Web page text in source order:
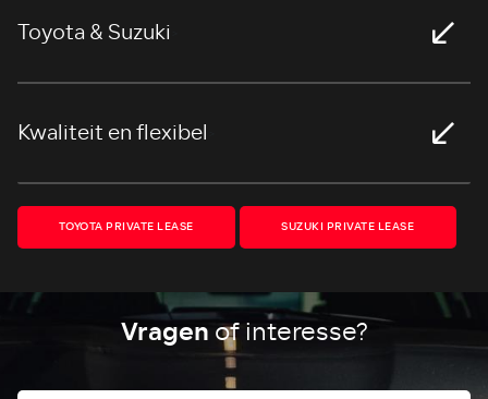
Toyota & Suzuki
Kwaliteit en flexibel
TOYOTA PRIVATE LEASE SUZUKI PRIVATE LEASE
Vragenof interesse?